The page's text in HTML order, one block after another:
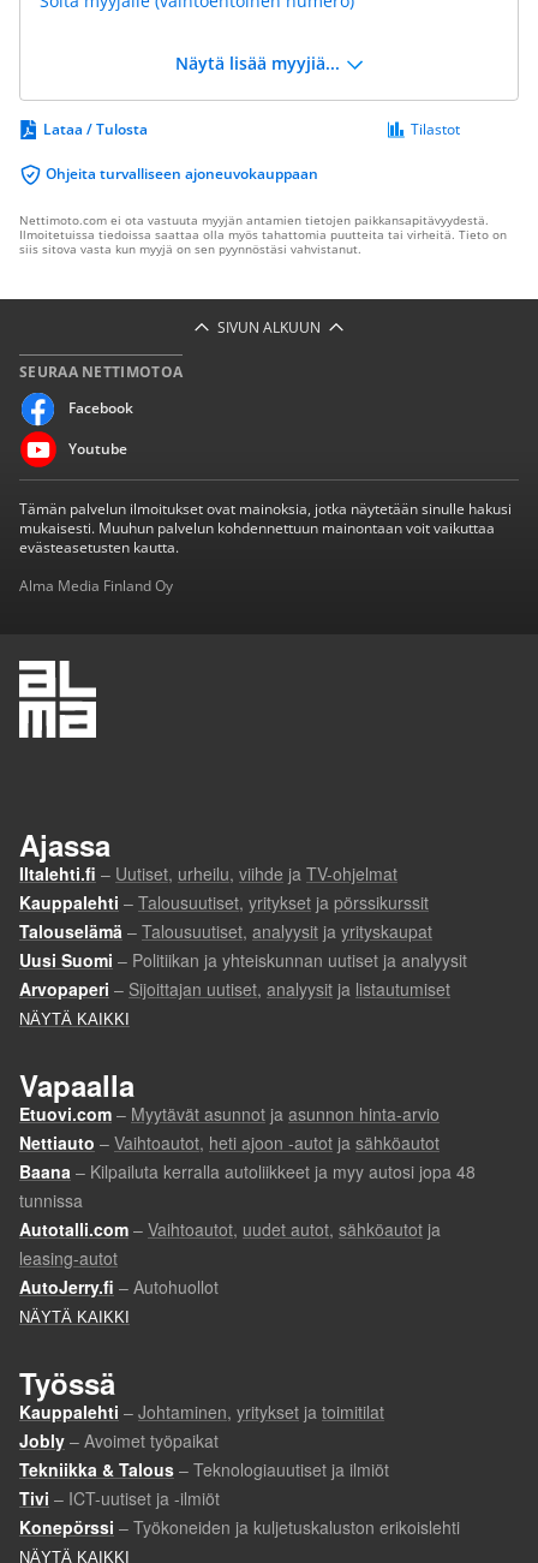
Näytä lisää myyjiä...
Lataa / Tulosta
Ohjeita turvalliseen ajoneuvokauppaan
Tilastot
Nettimoto.com ei ota vastuuta myyjän antamien tietojen paikkansapitävyydestä.
Ilmoitetuissa tiedoissa saattaa olla myös tahattomia puutteita tai virheitä. Tieto on
siis sitova vasta kun myyjä on sen pyynnöstäsi vahvistanut.
SIVUN ALKUUN
SEURAA NETTIMOTOA
Facebook
Youtube
Tämän palvelun ilmoitukset ovat mainoksia, jotka näytetään sinulle hakusi
mukaisesti. Muuhun palvelun kohdennettuun mainontaan voit vaikuttaa
evästeasetusten kautta.
Alma Media Finland Oy